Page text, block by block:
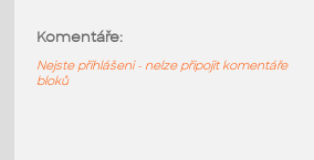
Lego 11947-DkAzure
Komentáře:
Nejste přihlášeni - nelze připojit komentáře
bloků